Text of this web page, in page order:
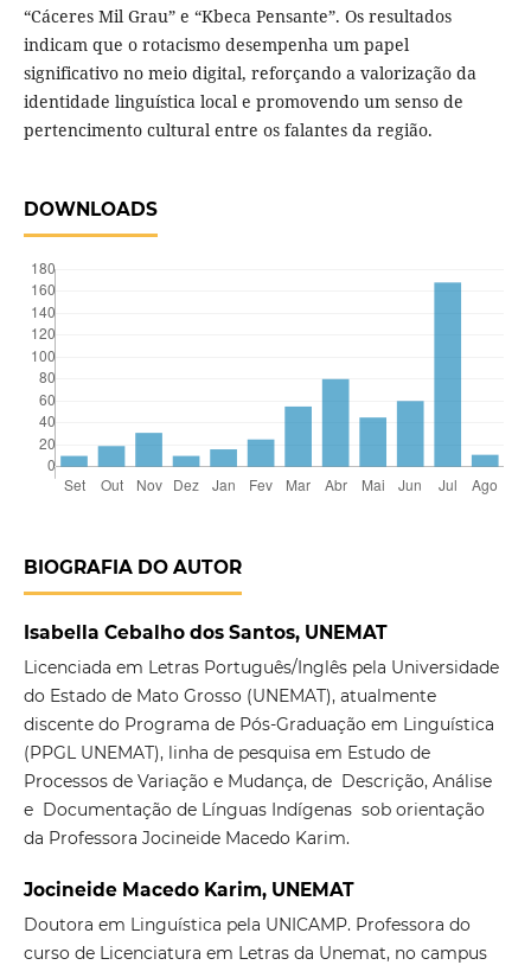
“Cáceres Mil Grau” e “Kbeca Pensante”. Os resultados
indicam que o rotacismo desempenha um papel
significativo no meio digital, reforçando a valorização da
identidade linguística local e promovendo um senso de
pertencimento cultural entre os falantes da região.
DOWNLOADS
BIOGRAFIA DO AUTOR
Isabella Cebalho dos Santos, UNEMAT
Licenciada em Letras Português/Inglês pela Universidade
do Estado de Mato Grosso (UNEMAT), atualmente
discente do Programa de Pós-Graduação em Linguística
(PPGL UNEMAT), linha de pesquisa em Estudo de
Processos de Variação e Mudança, de Descrição, Análise
e Documentação de Línguas Indígenas sob orientação
da Professora Jocineide Macedo Karim.
Jocineide Macedo Karim, UNEMAT
Doutora em Linguística pela UNICAMP. Professora do
curso de Licenciatura em Letras da Unemat, no campus